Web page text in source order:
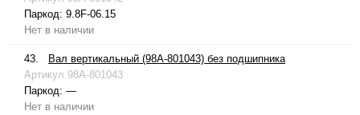
Паркод: 9.8F-06.15
Нет в наличии
43.
Вал вертикальный (98A-801043) без подшипника
Артикул 98A-801043
Паркод: —
Нет в наличии